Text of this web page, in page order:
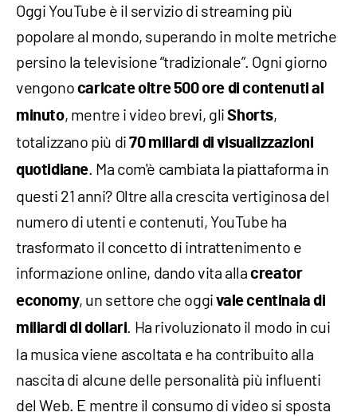
Oggi YouTube è il servizio di streaming più
popolare al mondo, superando in molte metriche
persino la televisione “tradizionale”. Ogni giorno
vengono caricate oltre 500 ore di contenuti al
minuto, mentre i video brevi, gliShorts,
totalizzano più di70 miliardi di visualizzazioni
quotidiane. Ma com'è cambiata la piattaforma in
questi 21 anni? Oltre alla crescita vertiginosa del
numero di utenti e contenuti, YouTube ha
trasformato il concetto di intrattenimento e
informazione online, dando vita alla creator
economy, un settore che oggivale centinaia di
miliardi di dollari. Ha rivoluzionato il modo in cui
la musica viene ascoltata e ha contribuito alla
nascita di alcune delle personalità più influenti
del Web. E mentre il consumo di video si sposta